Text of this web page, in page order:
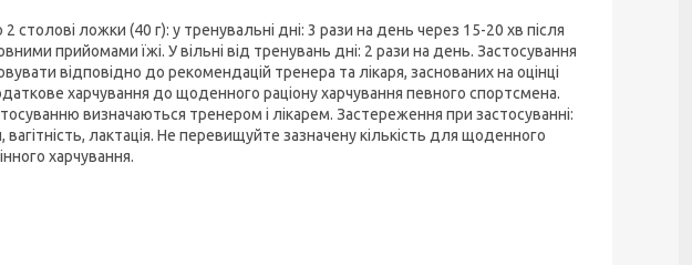
ложки (40 г): у тренувальні дні: 3 рази на день через 15-20 хв після
прийомами їжі. У вільні від тренувань дні: 2 рази на день. Застосування
відповідно до рекомендацій тренера та лікаря, заснованих на оцінці
харчування до щоденного раціону харчування певного спортсмена.
визначаються тренером і лікарем. Застереження при застосуванні:
лактація. Не перевищуйте зазначену кількість для щоденного
харчування.